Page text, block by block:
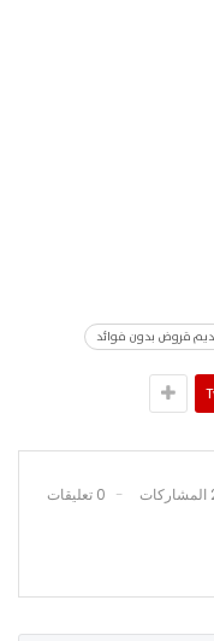
قروض بدون فوائد
0 تعليقات